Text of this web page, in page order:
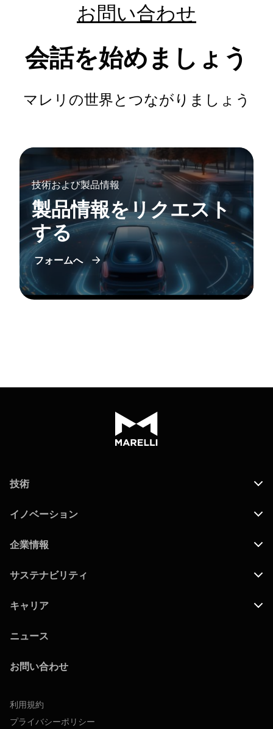
お問い合わせ
会話を始めましょう
マレリの世界とつながりましょう
技術および製品情報
製品情報をリクエスト
する
フォームへ
技術
イノベーション
企業情報
サステナビリティ
キャリア
ニュース
お問い合わせ
利用規約
プライバシーポリシー